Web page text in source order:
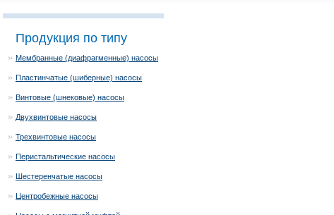
Продукция по типу
Мембранные (диафрагменные) насосы
Пластинчатые (шиберные) насосы
Винтовые (шнековые) насосы
Двухвинтовые насосы
Трехвинтовые насосы
Перистальтические насосы
Шестеренчатые насосы
Центробежные насосы